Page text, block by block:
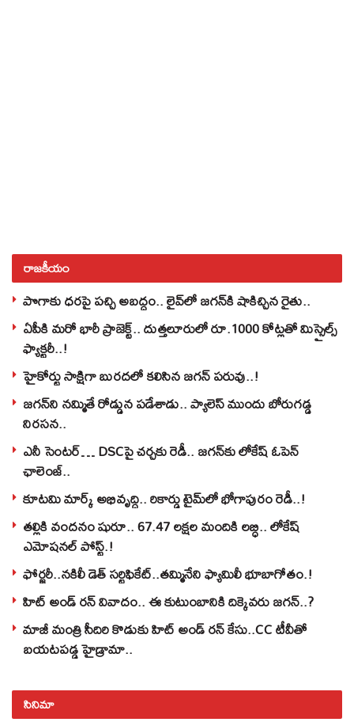
రాజకీయం
పొగాకు ధరపై పచ్చి అబద్దం.. లైవ్‌లో జగన్‌కి షాకిచ్చిన రైతు..
ఏపీకి మరో భారీ ప్రాజెక్ట్.. దుత్తలూరులో రూ.1000 కోట్లతో మిస్సైల్స్
ఫ్యాక్టరీ..!
హైకోర్టు సాక్షిగా బురదలో కలిసిన జగన్ పరువు..!
జగన్‌ని నమ్మితే రోడ్డున పడేశాడు.. ప్యాలెస్‌ ముందు బోరుగడ్డ
నిరసన..
ఎనీ సెంటర్‌… DSCపై చర్చకు రెడీ.. జగన్‌కు లోకేష్‌ ఓపెన్
ఛాలెంజ్..
కూటమి మార్క్ అభివృద్ధి.. రికార్డు టైమ్‌లో భోగాపురం రెడీ..!
తల్లికి వందనం షురూ.. 67.47 లక్షల మందికి లబ్ధి.. లోకేష్‌
ఎమోషనల్ పోస్ట్‌.!
ఫోర్జరీ..నకిలీ డెత్ సర్టిఫికేట్..తమ్మినేని ఫ్యామిలీ భూబాగోతం.!
హిట్ అండ్ రన్ వివాదం.. ఈ కుటుంబానికి దిక్కెవరు జగన్..?
మాజీ మంత్రి సీదిరి కొడుకు హిట్ అండ్ రన్ కేసు..CC టీవీతో
బయటపడ్డ హైడ్రామా..
సినిమా